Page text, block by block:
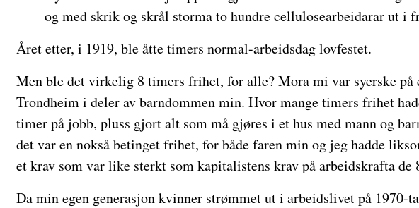
og med skrik og skrål storma to hundre cellulosearbeidarar ut i
Året etter, i 1919, ble åtte timers normal-arbeidsdag lovfestet.
Men ble det virkelig 8 timers frihet, for alle? Mora mi var syerske
Trondheim i deler av barndommen min. Hvor mange timers frihet
timer på jobb, pluss gjort alt som må gjøres i et hus med mann og
det var en nokså betinget frihet, for både faren min og jeg hadde
et krav som var like sterkt som kapitalistens krav på arbeidskrafta de
Da min egen generasjon kvinner strømmet ut i arbeidslivet på 1970-